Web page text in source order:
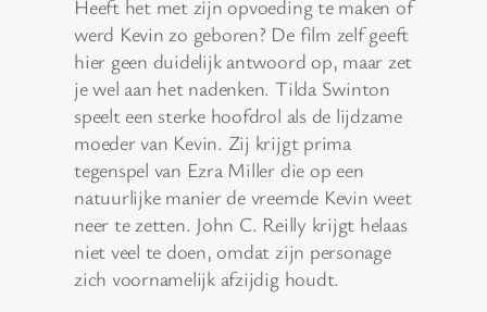
Heeft het met zijn opvoeding te maken of
werd Kevin zo geboren? De film zelf geeft
hier geen duidelijk antwoord op, maar zet
je wel aan het nadenken. Tilda Swinton
speelt een sterke hoofdrol als de lijdzame
moeder van Kevin. Zij krijgt prima
tegenspel van Ezra Miller die op een
natuurlijke manier de vreemde Kevin weet
neer te zetten. John C. Reilly krijgt helaas
niet veel te doen, omdat zijn personage
zich voornamelijk afzijdig houdt.